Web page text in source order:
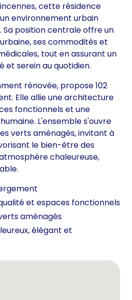
cette résidence
environnement urbain
Sa position centrale offre un
ses commodités et
tout en assurant un
et serein au quotidien.
rénovée, propose 102
Elle allie une architecture
fonctionnels et une
L'ensemble s'ouvre
verts aménagés, invitant à
le bien-être des
chaleureuse,
et espaces fonctionnels
aménagés
élégant et